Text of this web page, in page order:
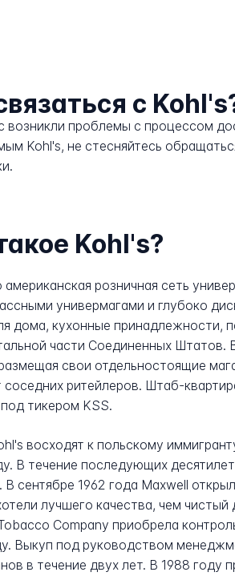
с
возникли проблемы с процессом
Kohl's, не стесняйтесь
Kohl's?
американская розничная сеть
универмагами и глубоко
дома, кухонные принадлежности,
части Соединенных Штатов.
свои отдельностоящие
соседних ритейлеров. Штаб-
тикером KSS.
восходят к польскому
В течение последующих
В сентябре 1962 года Maxwell
лучшего качества, чем
Company приобрела
Выкуп под руководством
в течение двух лет. В 1988 году